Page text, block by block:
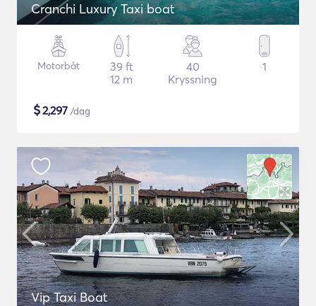
Cranchi Luxury Taxi boat
Motorbåt
39 ft
12 m
40
Kryssning
1
$2,297 /dag
Vip Taxi Boat